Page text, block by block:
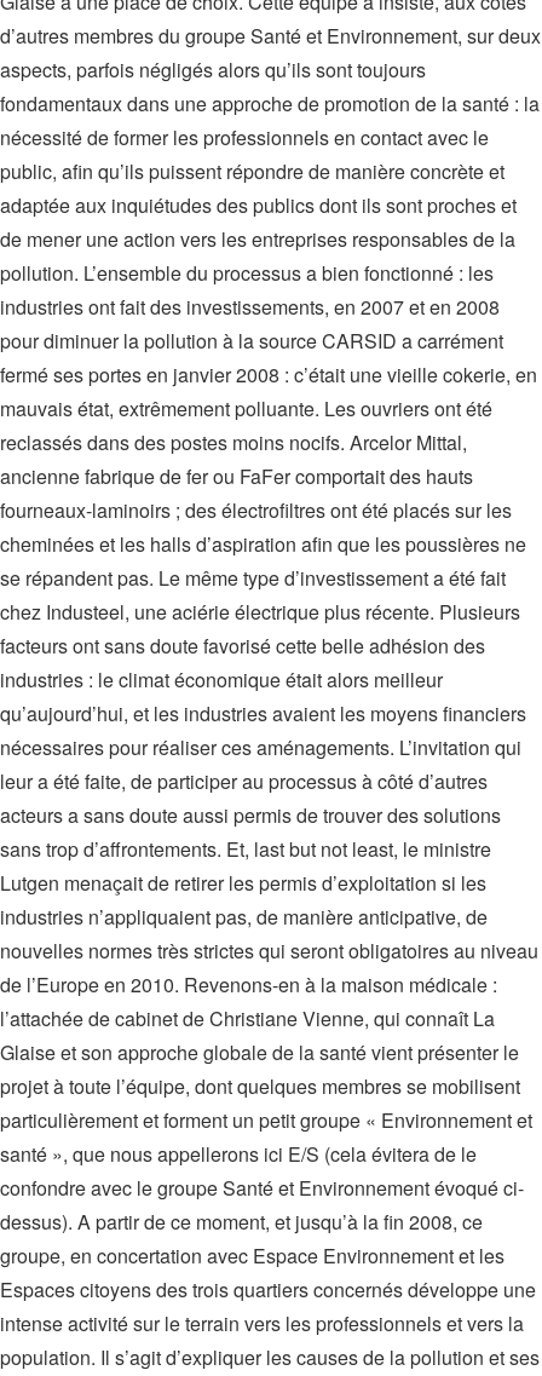
d’autres membres du groupe Santé et Environnement, sur deux
aspects, parfois négligés alors qu’ils sont toujours
fondamentaux dans une approche de promotion de la santé : la
nécessité de former les professionnels en contact avec le
public, afin qu’ils puissent répondre de manière concrète et
adaptée aux inquiétudes des publics dont ils sont proches et
de mener une action vers les entreprises responsables de la
pollution. L’ensemble du processus a bien fonctionné : les
industries ont fait des investissements, en 2007 et en 2008
pour diminuer la pollution à la source CARSID a carrément
fermé ses portes en janvier 2008 : c’était une vieille cokerie, en
mauvais état, extrêmement polluante. Les ouvriers ont été
reclassés dans des postes moins nocifs. Arcelor Mittal,
ancienne fabrique de fer ou FaFer comportait des hauts
fourneaux-laminoirs ; des électrofiltres ont été placés sur les
cheminées et les halls d’aspiration afin que les poussières ne
se répandent pas. Le même type d’investissement a été fait
chez Industeel, une aciérie électrique plus récente. Plusieurs
facteurs ont sans doute favorisé cette belle adhésion des
industries : le climat économique était alors meilleur
qu’aujourd’hui, et les industries avaient les moyens financiers
nécessaires pour réaliser ces aménagements. L’invitation qui
leur a été faite, de participer au processus à côté d’autres
acteurs a sans doute aussi permis de trouver des solutions
sans trop d’affrontements. Et, last but not least, le ministre
Lutgen menaçait de retirer les permis d’exploitation si les
industries n’appliquaient pas, de manière anticipative, de
nouvelles normes très strictes qui seront obligatoires au niveau
de l’Europe en 2010. Revenons-en à la maison médicale :
l’attachée de cabinet de Christiane Vienne, qui connaît La
Glaise et son approche globale de la santé vient présenter le
projet à toute l’équipe, dont quelques membres se mobilisent
particulièrement et forment un petit groupe « Environnement et
santé », que nous appellerons ici E/S (cela évitera de le
confondre avec le groupe Santé et Environnement évoqué ci-
dessus). A partir de ce moment, et jusqu’à la fin 2008, ce
groupe, en concertation avec Espace Environnement et les
Espaces citoyens des trois quartiers concernés développe une
intense activité sur le terrain vers les professionnels et vers la
population. Il s’agit d’expliquer les causes de la pollution et ses